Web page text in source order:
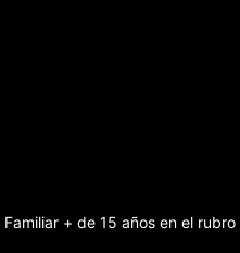
Familiar + de 15 años en el rubro